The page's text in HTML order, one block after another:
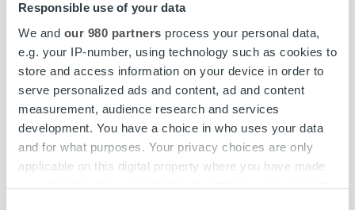
Responsible use of your data
We and our 980 partners process your personal data,
e.g. your IP-number, using technology such as cookies to
store and access information on your device in order to
serve personalized ads and content, ad and content
measurement, audience research and services
development. You have a choice in who uses your data
and for what purposes. Your privacy choices are only
applicable on this digital property where you have made
your choices. You can change or withdraw your consent
Lue lisää